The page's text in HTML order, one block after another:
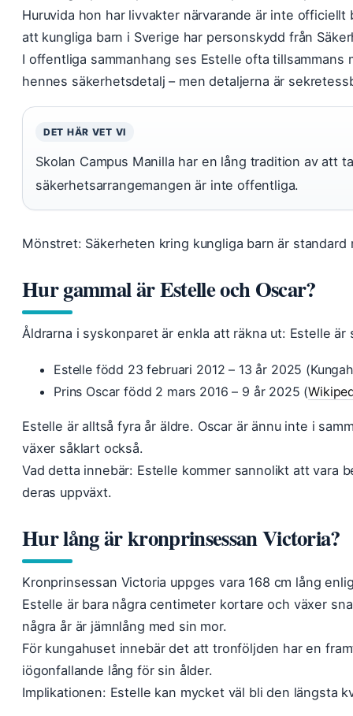
Huruvida hon har livvakter närvarande är inte
att kungliga barn i Sverige har personskydd från
I offentliga sammanhang ses Estelle ofta tillsammans
hennes säkerhetsdetalj – men detaljerna är
DET HÄR VET VI
Skolan Campus Manilla har en lång tradition av att
säkerhetsarrangemangen är inte offentliga.
Mönstret: Säkerheten kring kungliga barn är
Hur gammal är Estelle och Oscar?
Åldrarna i syskonparet är enkla att räkna ut: Estelle
Estelle född 23 februari 2012 – 13 år 2025
Prins Oscar född 2 mars 2016 – 9 år 2025 (
Estelle är alltså fyra år äldre. Oscar är ännu inte i
växer såklart också.
Vad detta innebär: Estelle kommer sannolikt att vara
deras uppväxt.
Hur lång är kronprinsessan Victoria?
Kronprinsessan Victoria uppges vara 168 cm lång
Estelle är bara några centimeter kortare och växer
några år är jämnlång med sin mor.
För kungahuset innebär det att tronföljden har en
iögonfallande lång för sin ålder.
Implikationen: Estelle kan mycket väl bli den längsta